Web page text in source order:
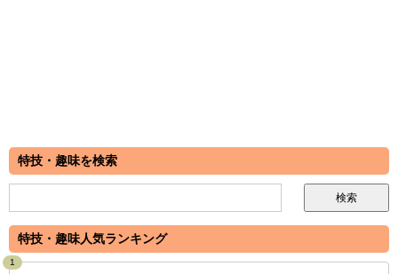
特技・趣味を検索
特技・趣味人気ランキング
1